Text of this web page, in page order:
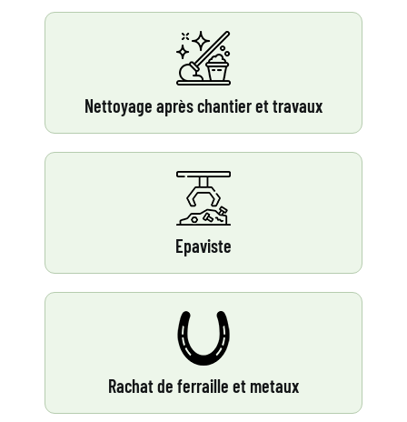
Nettoyage après chantier et travaux
Epaviste
Rachat de ferraille et metaux